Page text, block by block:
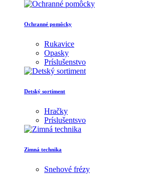
Ochranné pomôcky
Rukavice
Opasky
Príslušenstvo
Detský sortiment
Hračky
Príslušentsvo
Zimná technika
Snehové frézy